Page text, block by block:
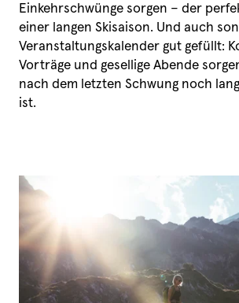
Kulinarik im Hotel
Wellness
Lieblingsbilder
News & Einblicke
Team
Gutscheine
Unsere Zimmer
Leistungen
Pauschalen
Restplätze
Urlaub mit Hund
Sommer in Lech
Erlebnisse im Sommer
Wandern
Mountainbiken
Winter am Arlberg
Aktivitäten im Winter
Skifahren
Wintersport
Events
Einkehrschwünge sorgen – der
einer langen Skisaison. Und auch
Veranstaltungskalender gut gefüllt:
Vorträge und gesellige Abende
nach dem letzten Schwung noch
ist.